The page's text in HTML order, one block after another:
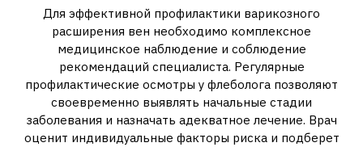
Для эффективной профилактики варикозного
расширения вен необходимо комплексное
медицинское наблюдение и соблюдение
рекомендаций специалиста. Регулярные
профилактические осмотры у флеболога позволяют
своевременно выявлять начальные стадии
заболевания и назначать адекватное лечение. Врач
оценит индивидуальные факторы риска и подберет